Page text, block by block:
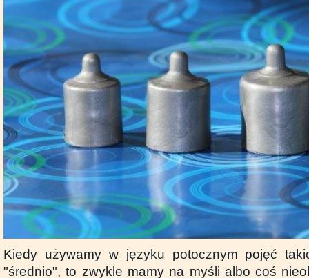
Kiedy używamy w języku potocznym pojęć
"średnio", to zwykle mamy na myśli albo coś